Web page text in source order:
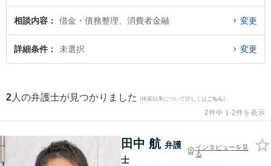
の債務整理のトラブルを今すぐに弁護士に相談したい』『消費者金融の債務整
理のトラブル解決の実績豊富な近くの弁護士を検索したい』『初回相談無料で
消費者金融の債務整理を法律相談できる仙台市宮城野区内の弁護士に相談予約
相談内容 借金・債務整理、消費者金融 変更
詳細条件 未選択 変更
2 人の弁護士が見つかりました (検索結果について詳しくは こちら)
2件中 1-2件を表示
田中 航 弁護
士
インタビューを見
る